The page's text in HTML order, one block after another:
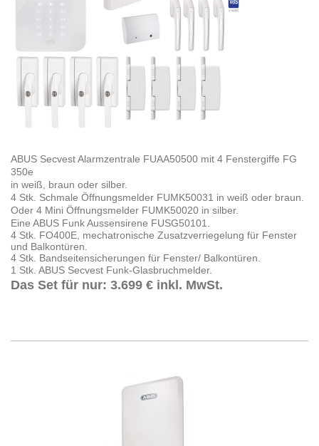
ABUS Secvest Alarmzentrale FUAA50500 mit 4 Fenstergiffe FG
350e
in weiß, braun oder silber.
4 Stk. Schmale Öffnungsmelder FUMK50031 in weiß oder braun.
Oder 4 Mini Öffnungsmelder FUMK50020 in silber.
Eine ABUS Funk Aussensirene FUSG50101.
4 Stk. FO400E, mechatronische Zusatzverriegelung für Fenster
und Balkontüren.
4 Stk. Bandseitensicherungen für Fenster/ Balkontüren.
1 Stk. ABUS Secvest Funk-Glasbruchmelder.
Das Set für nur: 3.699 € inkl. MwSt.